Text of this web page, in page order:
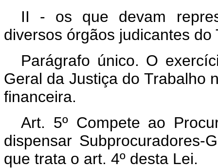
II - os que devam
diversos órgãos judicantes
Parágrafo único. O
Geral da Justiça do Trabalho
financeira.
Art. 5º Compete ao
dispensar Subprocuradores-
que trata o art. 4º desta Lei.